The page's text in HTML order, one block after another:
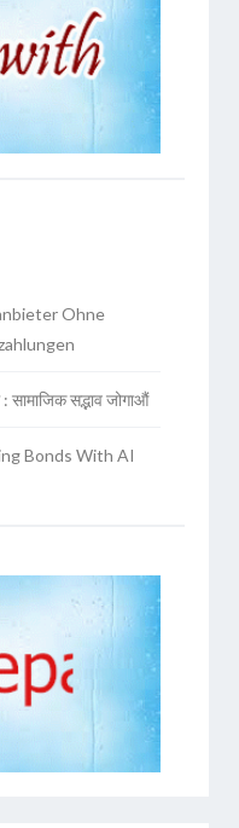
Ohne
सामाजिक सद्भाव जोगाऔं
Bonds With AI